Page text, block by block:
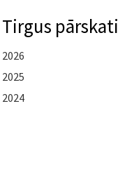
Tirgus pārskati
2026
2025
2024